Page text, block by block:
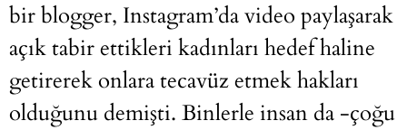
bir blogger, Instagram’da video paylaşarak
açık tabir ettikleri kadınları hedef haline
getirerek onlara tecavüz etmek hakları
olduğunu demişti. Binlerle insan da -çoğu